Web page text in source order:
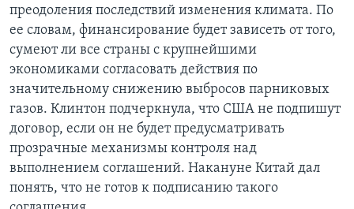
преодоления последствий изменения климата. По
ее словам, финансирование будет зависеть от того,
сумеют ли все страны с крупнейшими
экономиками согласовать действия по
значительному снижению выбросов парниковых
газов. Клинтон подчеркнула, что США не подпишут
договор, если он не будет предусматривать
прозрачные механизмы контроля над
выполнением соглашений. Накануне Китай дал
понять, что не готов к подписанию такого